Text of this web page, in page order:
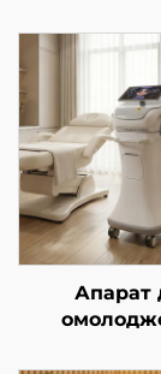
Апарат